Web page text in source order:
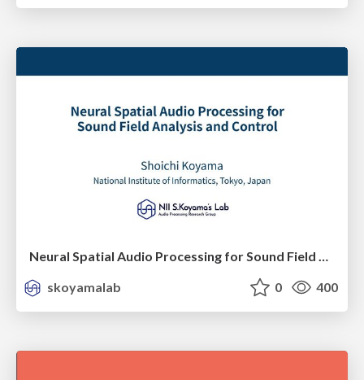
Neural Spatial Audio Processing for Sound Field Analysis and Control
skoyamalab
0 400